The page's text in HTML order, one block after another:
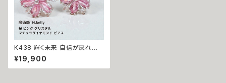
K438 輝く未来 自信が戻れば、
流れが変わる 運気を底上げ チ
ェリーブロッサム さくら クリスタ
ル マチュラダイヤモンド 桜 スタ
¥19,900